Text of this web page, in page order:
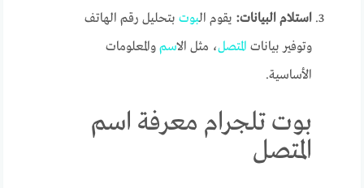
استلام البيانات: يقوم البوت بتحليل رقم الهاتف
وتوفير بيانات المتصل، مثل الاسم والمعلومات
الأساسية.
بوت تلجرام معرفة اسم
المتصل